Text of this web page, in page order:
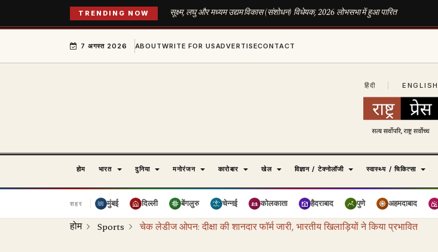
TRENDING NOW सूक्ष्म, लघु और मध्यम उद्यम विकास (संशोधन) विधेयक, 2026 लोभसभा में हुआ पारित
7 अगस्त 2026 ABOUTWRITE FOR USADVERTISECONTACT
हिंदी ENGLISH
होम भारत दुनिया मनोरंजन कारोबार खेल विज्ञान / टेक्नोलॉजी स्वास्थ्य / चिकित्सा
शहर मुंबई दिल्ली बेंगलुरु चेन्नई कोलकाता हैदराबाद पुणे अहमदाबाद
होम Sports चेक लेडीज ओपन: दीक्षा की शानदार फॉर्म जारी, भारतीय खिलाड़ियों ने किया प्रभावित